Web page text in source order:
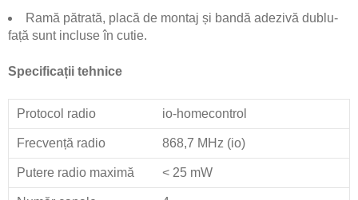
Ramă pătrată, placă de montaj și bandă adezivă dublu-
față sunt incluse în cutie.
Specificații tehnice
Protocol radio io-homecontrol
Frecvență radio 868,7 MHz (io)
Putere radio maximă < 25 mW